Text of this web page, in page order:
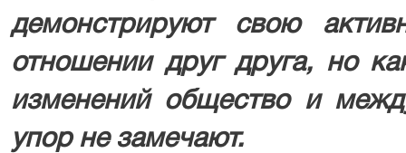
демонстрируют свою
отношении друг друга, но
изменений общество и
упор не замечают.